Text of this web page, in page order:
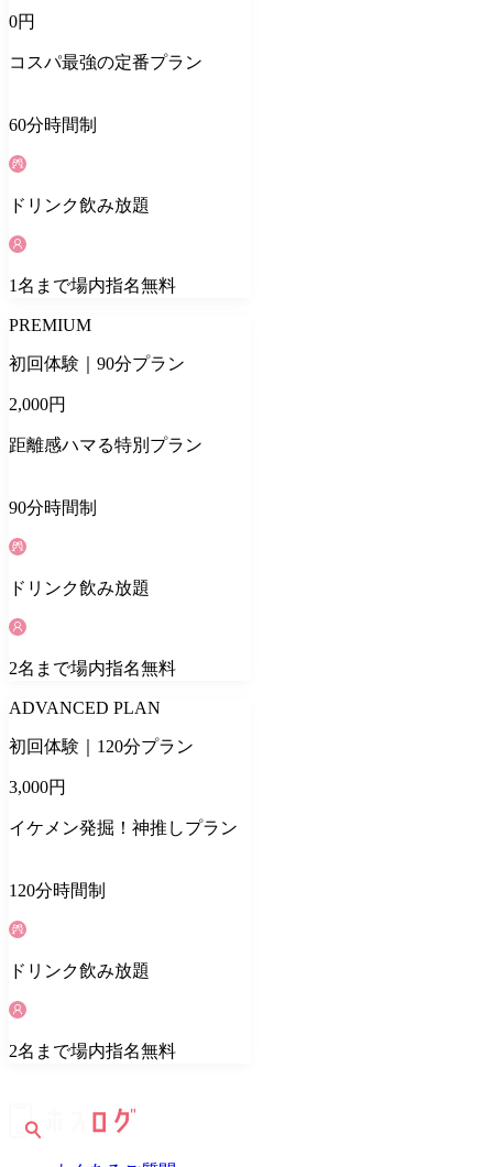
0円
コスパ最強の定番プラン
60分時間制
ドリンク飲み放題
1名 まで場内指名無料
PREMIUM
初回体験｜90分プラン
2,000円
距離感ハマる特別プラン
90分時間制
ドリンク飲み放題
2名 まで場内指名無料
ADVANCED PLAN
初回体験｜120分プラン
3,000円
イケメン発掘！神推しプラン
120分時間制
ドリンク飲み放題
2名 まで場内指名無料